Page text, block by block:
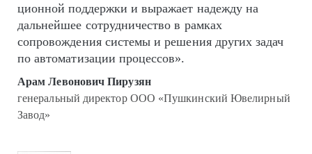
цион­ной поддержки и выражает надежду на
дальнейшее сотрудничество в рамках
сопровождения системы и решения других задач
по автоматизации процессов».
Арам Левонович Пирузян
генеральный директор ООО «Пушкинский Ювелирный
Завод»